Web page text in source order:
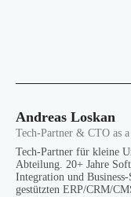
Andreas Loskan
Tech-Partner & CTO as
Tech-Partner für kleine
Abteilung. 20+ Jahre
Integration und
gestützten ERP/CRM/